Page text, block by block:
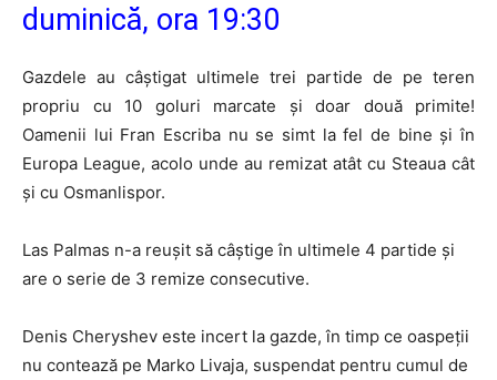
duminică, ora 19:30
Gazdele au câştigat ultimele trei partide de pe teren
propriu cu 10 goluri marcate şi doar două primite!
Oamenii lui Fran Escriba nu se simt la fel de bine şi în
Europa League, acolo unde au remizat atât cu Steaua cât
şi cu Osmanlispor.
Las Palmas n-a reuşit să câştige în ultimele 4 partide şi
are o serie de 3 remize consecutive.
Denis Cheryshev este incert la gazde, în timp ce oaspeţii
nu contează pe Marko Livaja, suspendat pentru cumul de